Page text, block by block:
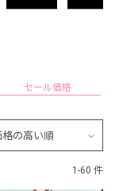
セール価格
格の高い順
1-60 件